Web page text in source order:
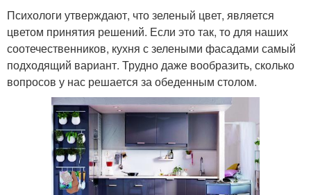
Психологи утверждают, что зеленый цвет, является
цветом принятия решений. Если это так, то для наших
соотечественников, кухня с зелеными фасадами самый
подходящий вариант. Трудно даже вообразить, сколько
вопросов у нас решается за обеденным столом.